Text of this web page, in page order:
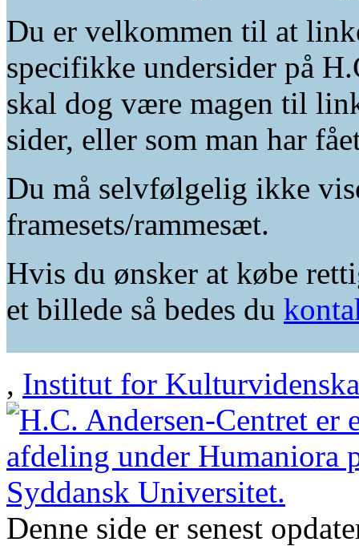
Du er velkommen til at
specifikke undersider på
skal dog være magen til
sider, eller som man har
Du må selvfølgelig ikke
framesets/rammesæt.
Hvis du ønsker at købe
et billede så bedes du
, Institut for
Denne side er senest